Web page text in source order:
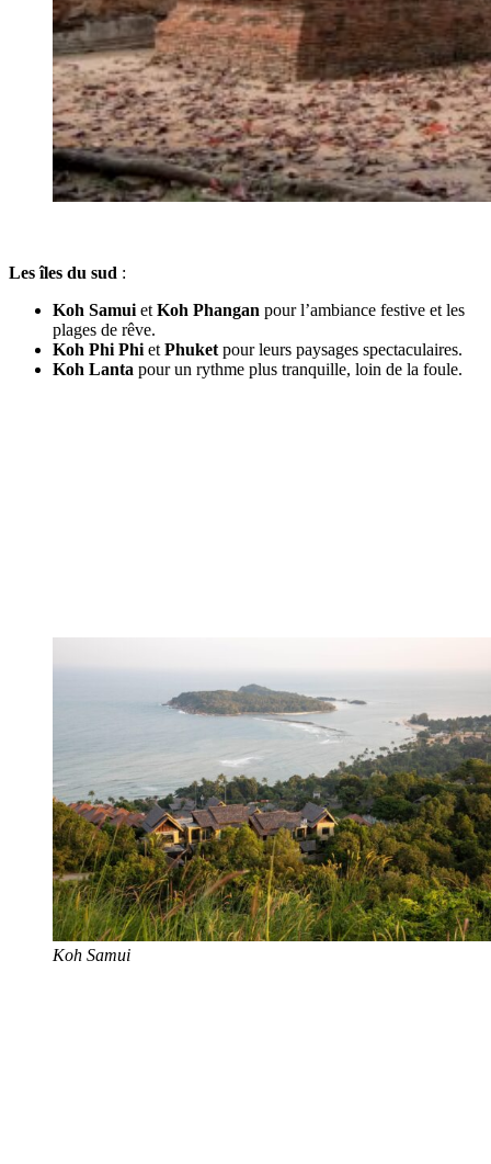
Les îles du sud :
Koh Samui et Koh Phangan pour l’ambiance festive et les
plages de rêve.
Koh Phi Phi et Phuket pour leurs paysages spectaculaires.
Koh Lanta pour un rythme plus tranquille, loin de la foule.
Koh Samui